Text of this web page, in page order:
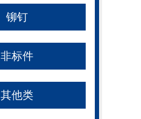
铆钉
非标件
其他类